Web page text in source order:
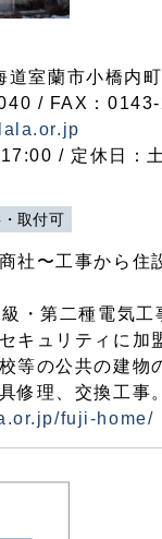
室蘭市小橋内
/ FAX：
/ 定休日：
取付可
社〜工事から住
・第二種電気工
キュリティに加
等の公共の建物
修理、交換工事。
fuji-home/